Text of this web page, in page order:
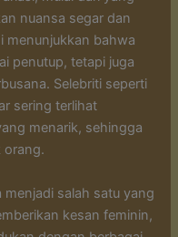
nuansa segar dan
menunjukkan bahwa
penutup, tetapi juga
Selebriti seperti
sering terlihat
menarik, sehingga
orang.
menjadi salah satu yang
kesan feminin,